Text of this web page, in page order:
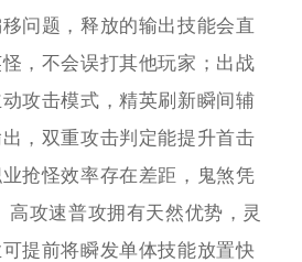
问题，释放的输出技能会直
，不会误打其他玩家；出战
攻击模式，精英刷新瞬间辅
，双重攻击判定能提升首击
抢怪效率存在差距，鬼煞凭
高攻速普攻拥有天然优势，灵
提前将瞬发单体技能放置快